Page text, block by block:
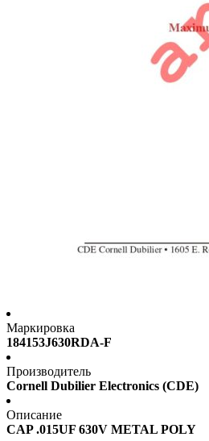
Маркировка
184153J630RDA-F
Производитель
Cornell Dubilier Electronics (CDE)
Описание
CAP .015UF 630V METAL POLY